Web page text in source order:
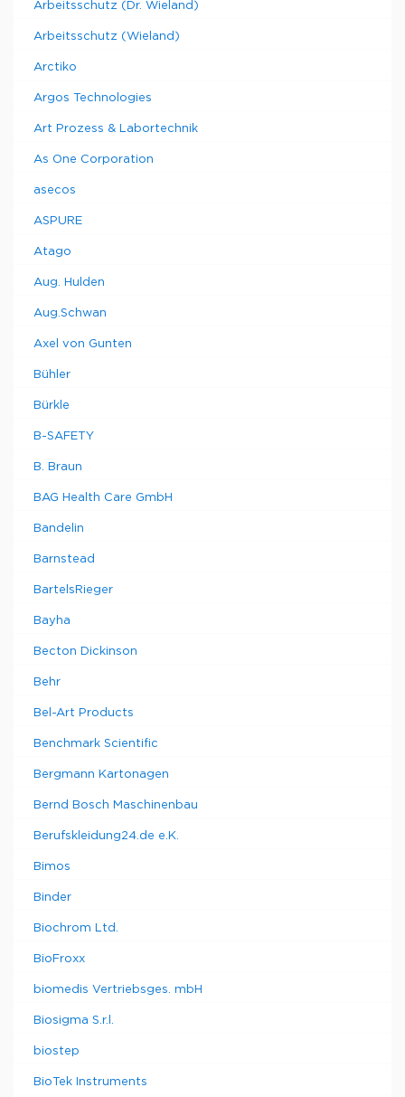
Arbeitsschutz (Dr. Wieland)
Arbeitsschutz (Wieland)
Arctiko
Argos Technologies
Art Prozess & Labortechnik
As One Corporation
asecos
ASPURE
Atago
Aug. Hulden
Aug.Schwan
Axel von Gunten
Bühler
Bürkle
B-SAFETY
B. Braun
BAG Health Care GmbH
Bandelin
Barnstead
BartelsRieger
Bayha
Becton Dickinson
Behr
Bel-Art Products
Benchmark Scientific
Bergmann Kartonagen
Bernd Bosch Maschinenbau
Berufskleidung24.de e.K.
Bimos
Binder
Biochrom Ltd.
BioFroxx
biomedis Vertriebsges. mbH
Biosigma S.r.l.
biostep
BioTek Instruments